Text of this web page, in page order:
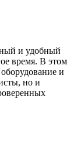
и удобный
время. В этом
и
но и